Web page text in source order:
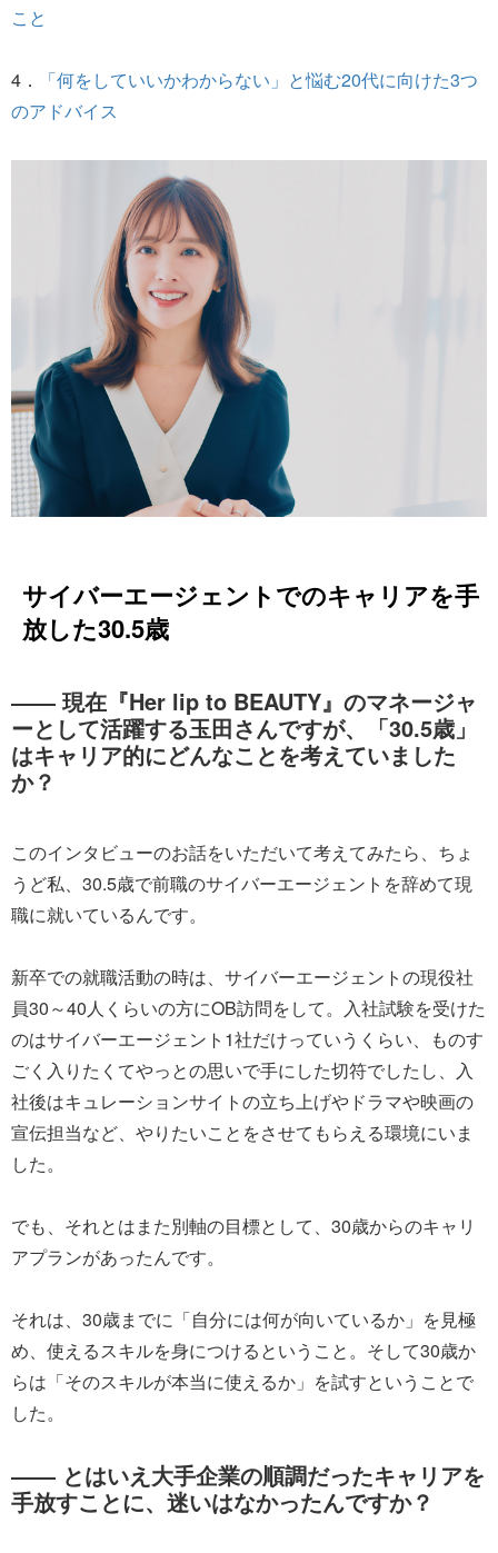
こと
4．
「何をしていいかわからない」と悩む20代に向けた3つ
のアドバイス
サイバーエージェントでのキャリアを手
放した30.5歳
―― 現在『Her lip to BEAUTY』のマネージャ
ーとして活躍する玉田さんですが、「30.5歳」
はキャリア的にどんなことを考えていました
か？
このインタビューのお話をいただいて考えてみたら、ちょ
うど私、30.5歳で前職のサイバーエージェントを辞めて現
職に就いているんです。
新卒での就職活動の時は、サイバーエージェントの現役社
員30～40人くらいの方にOB訪問をして。入社試験を受けた
のはサイバーエージェント1社だけっていうくらい、ものす
ごく入りたくてやっとの思いで手にした切符でしたし、入
社後はキュレーションサイトの立ち上げやドラマや映画の
宣伝担当など、やりたいことをさせてもらえる環境にいま
した。
でも、それとはまた別軸の目標として、30歳からのキャリ
アプランがあったんです。
それは、30歳までに「自分には何が向いているか」を見極
め、使えるスキルを身につけるということ。そして30歳か
らは「そのスキルが本当に使えるか」を試すということで
した。
―― とはいえ大手企業の順調だったキャリアを
手放すことに、迷いはなかったんですか？